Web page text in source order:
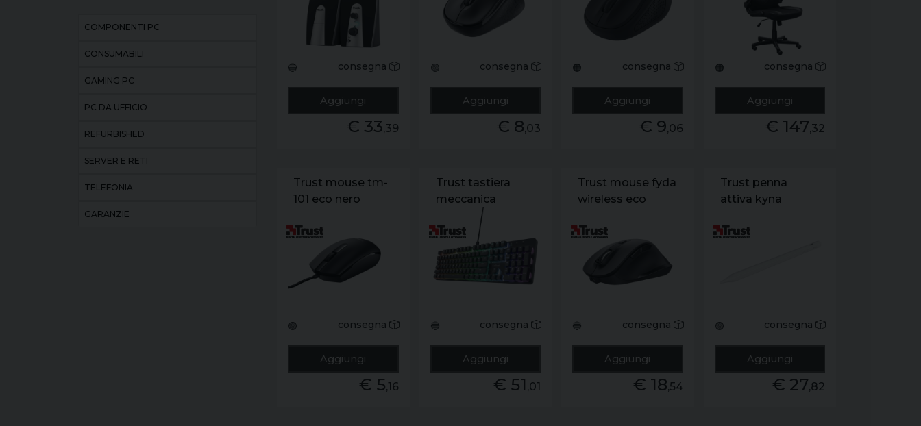
COMPONENTI PC
CONSUMABILI
GAMING PC
PC DA UFFICIO
REFURBISHED
SERVER E RETI
TELEFONIA
GARANZIE
🔵 consegna
Aggiungi
€ 33,39
🟢 consegna
Aggiungi
€ 8,03
🟠 consegna
Aggiungi
€ 9,06
🟠 consegna
Aggiungi
€ 147,32
Trust mouse tm-
101 eco nero
🟢 consegna
Aggiungi
€ 5,16
Trust tastiera
meccanica
gxt871 zora it
🔵 consegna
Aggiungi
€ 51 ,01
Trust mouse fyda
wireless eco
🔵 consegna
Aggiungi
€ 18,54
Trust penna
attiva kyna
🟢 consegna
Aggiungi
€ 27,82